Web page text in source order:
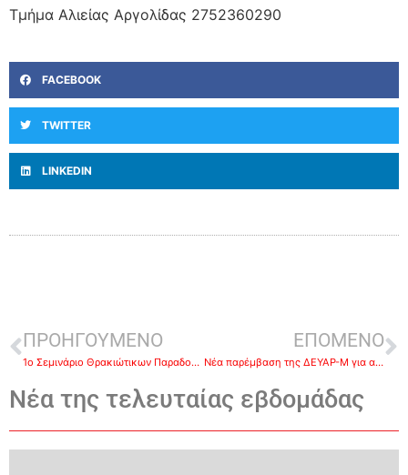
Τμήμα Αλιείας Αργολίδας 2752360290
FACEBOOK
TWITTER
LINKEDIN
ΠΡΟΗΓΟΥΜΕΝΟ
1ο Σεμινάριο Θρακιώτικων Παραδοσιακών χορών στην Ασίνη.
ΕΠΟΜΕΝΟ
Νέα παρέμβαση της ΔΕΥΑΡ-Μ για αποκατάσταση βλάβης στις 4 τα ξημερώματα !!!
Νέα της τελευταίας εβδομάδας